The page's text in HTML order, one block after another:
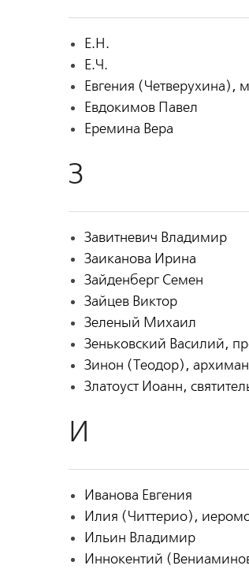
Е.Н.
Е.Ч.
Евгения (Четверухина),
Евдокимов Павел
Еремина Вера
З
Завитневич Владимир
Заиканова Ирина
Зайденберг Семен
Зайцев Виктор
Зеленый Михаил
Зеньковский Василий,
Зинон (Теодор),
Златоуст Иоанн,
И
Иванова Евгения
Илия (Читтерио),
Ильин Владимир
Иннокентий